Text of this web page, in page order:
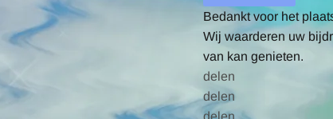
Bedankt voor het
Wij waarderen uw
van kan genieten.
delen
delen
delen